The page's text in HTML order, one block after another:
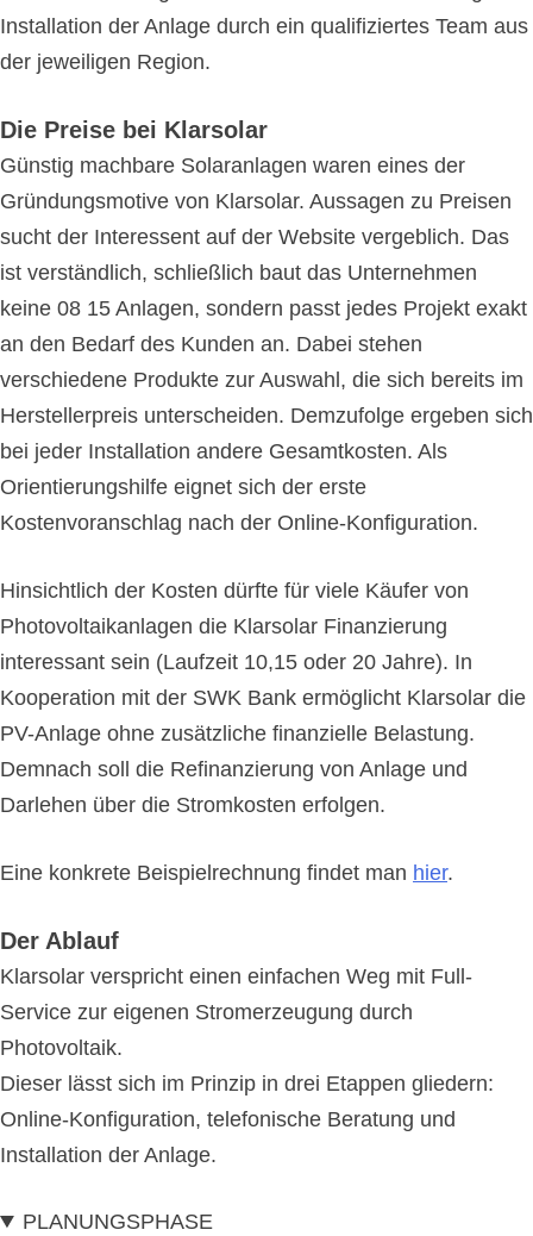
Installation der Anlage durch ein qualifiziertes Team aus
der jeweiligen Region.
Die Preise bei Klarsolar
Günstig machbare Solaranlagen waren eines der
Gründungsmotive von Klarsolar. Aussagen zu Preisen
sucht der Interessent auf der Website vergeblich. Das
ist verständlich, schließlich baut das Unternehmen
keine 08 15 Anlagen, sondern passt jedes Projekt exakt
an den Bedarf des Kunden an. Dabei stehen
verschiedene Produkte zur Auswahl, die sich bereits im
Herstellerpreis unterscheiden. Demzufolge ergeben sich
bei jeder Installation andere Gesamtkosten. Als
Orientierungshilfe eignet sich der erste
Kostenvoranschlag nach der Online-Konfiguration.
Hinsichtlich der Kosten dürfte für viele Käufer von
Photovoltaikanlagen die Klarsolar Finanzierung
interessant sein (Laufzeit 10,15 oder 20 Jahre). In
Kooperation mit der SWK Bank ermöglicht Klarsolar die
PV-Anlage ohne zusätzliche finanzielle Belastung.
Demnach soll die Refinanzierung von Anlage und
Darlehen über die Stromkosten erfolgen.
Eine konkrete Beispielrechnung findet man hier.
Der Ablauf
Klarsolar verspricht einen einfachen Weg mit Full-
Service zur eigenen Stromerzeugung durch
Photovoltaik.
Dieser lässt sich im Prinzip in drei Etappen gliedern:
Online-Konfiguration, telefonische Beratung und
Installation der Anlage.
PLANUNGSPHASE